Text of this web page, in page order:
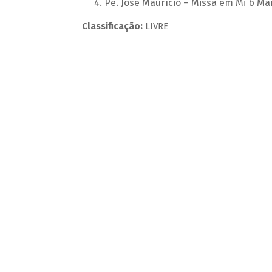
Pe. José Maurício – Missa em Mi b
Classificação:LIVRE